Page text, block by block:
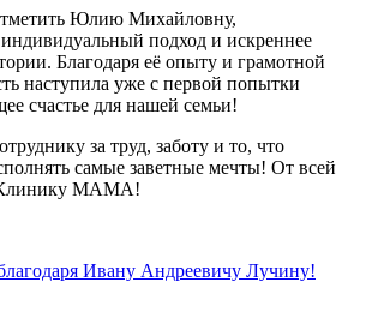
Юлию Михайловну,
индивидуальный подход и искреннее
Благодаря её опыту и грамотной
наступила уже с первой попытки
счастье для нашей семьи!
за труд, заботу и то, что
самые заветные мечты! От всей
МАМА!